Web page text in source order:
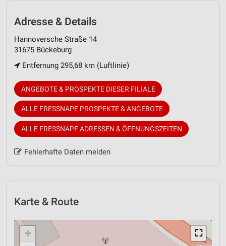
Adresse & Details
Hannoversche Straße 14
31675 Bückeburg
Entfernung 295,68 km (Luftlinie)
ANGEBOTE & PROSPEKTE DIESER FILIALE
ALLE FRESSNAPF PROSPEKTE & ANGEBOTE
ALLE FRESSNAPF ADRESSEN & ÖFFNUNGSZEITEN
Fehlerhafte Daten melden
Karte & Route
⛶
+